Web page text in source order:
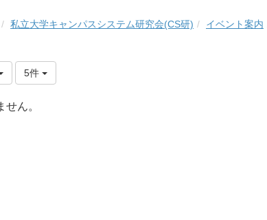
私立大学キャンパスシステム研究会(CS研) イベント案内
5件
ん。